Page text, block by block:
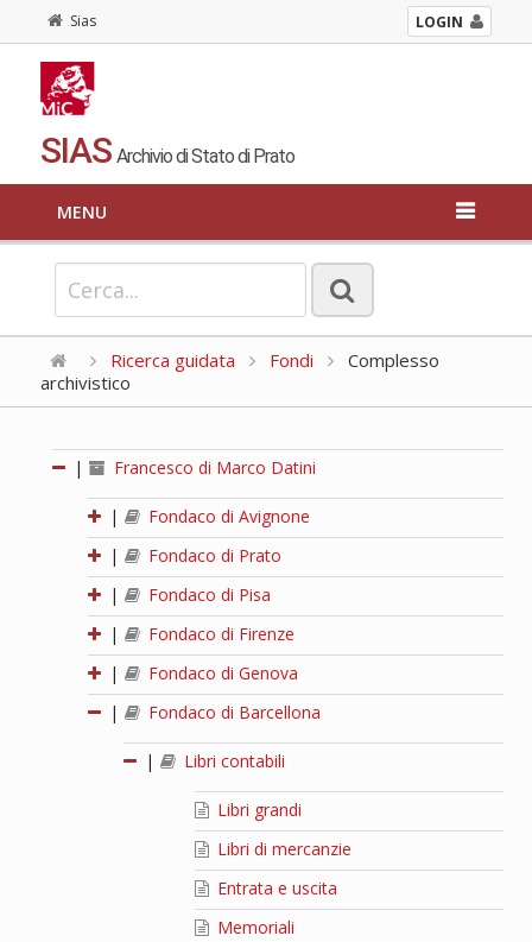
Sias LOGIN
SIAS Archivio di Stato di Prato
MENU
Ricerca guidata Fondi
Complesso
archivistico
| Francesco di Marco Datini
|
Fondaco di Avignone
|
Fondaco di Prato
|
Fondaco di Pisa
|
Fondaco di Firenze
|
Fondaco di Genova
|
Fondaco di Barcellona
| Libri contabili
Libri grandi
Libri di mercanzie
Entrata e uscita
Memoriali